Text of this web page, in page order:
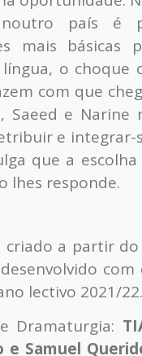
país é
mais
o choque
com que
Saeed e Narine
e integrar-
que a
lhes responde.
criado a partir
desenvolvido
lectivo 2021/22.
Dramaturgia:
e Samuel